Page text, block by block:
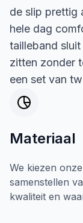
de slip prettig
hele dag
tailleband
zitten zonder
een set van
Materiaal
We kiezen
samenstellen
kwaliteit en